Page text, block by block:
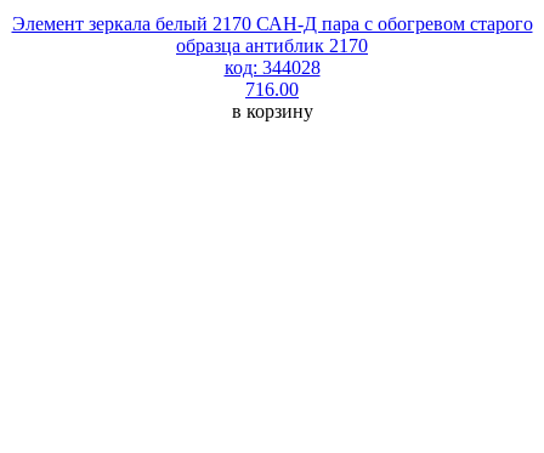
Элемент зеркала белый 2170 САН-Д пара с обогревом старого
образца антиблик 2170
код: 344028
716.00
в корзину